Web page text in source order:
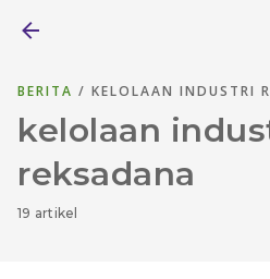
BERITA / KELOLAAN INDUSTRI
kelolaan
reksadana
19 artikel